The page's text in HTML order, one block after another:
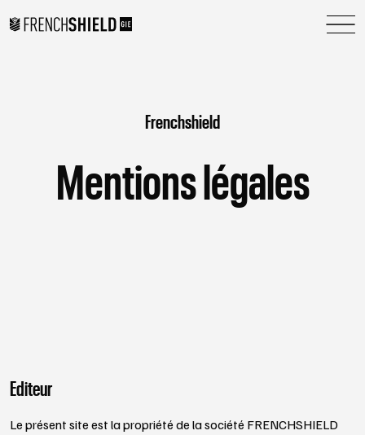
Frenchshield
Mentions éga es
Editeur
Le présent site est la propriété de la société FRENCHSHIELD